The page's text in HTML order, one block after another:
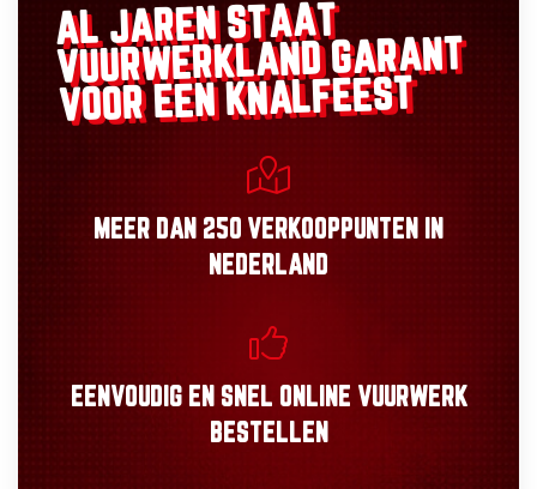
AL JAREN STAAT
VUURWERKLANDGARANT
VOOR EEN KNALFEEST
MEER DAN 250 VERKOOPPUNTEN
IN
NEDERLAND
EENVOUDIGEN SNEL ONLINE VUURWERK
BESTELLEN